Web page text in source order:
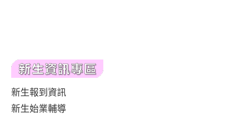
新生報到資訊
新生始業輔導